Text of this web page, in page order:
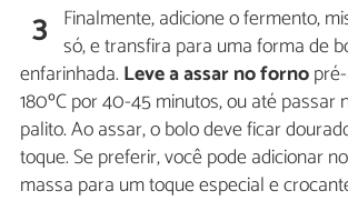
3 Finalmente, adicione o fermento,
só, e transfira para uma forma de
enfarinhada. Leve a assar no forno
180ºC por 40-45 minutos, ou até passar
palito. Ao assar, o bolo deve ficar
toque. Se preferir, você pode adicionar
massa para um toque especial e